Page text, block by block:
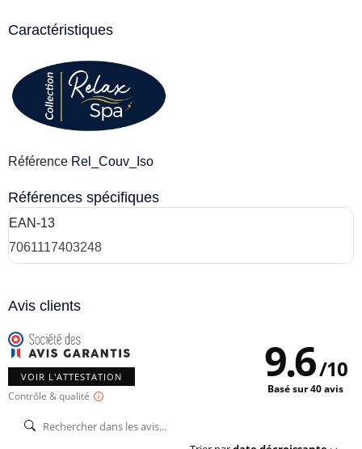
Caractéristiques
Référence Rel_Couv_Iso
Références spécifiques
EAN-13
7061117403248
Avis clients
VOIR L'ATTESTATION
Contrôle & qualité
9.6/10
Basé sur 40 avis